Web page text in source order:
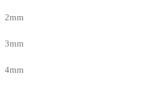
2mm
3mm
4mm